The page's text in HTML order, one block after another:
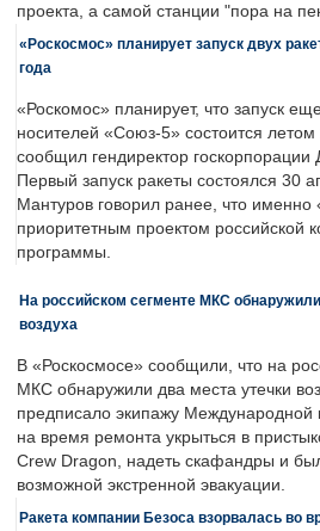
проекта, а самой станции "пора на
«Роскосмос» планирует запуск двух
года
«Роскомос» планирует, что запуск
носителей «Союз-5» состоится
сообщил гендиректор госкорпорации
Первый запуск ракеты состоялся 30
Мантуров говорил ранее, что именно
приоритетным проектом российской
программы.
На российском сегменте МКС
воздуха
В «Роскосмосе» сообщили, что на
МКС обнаружили два места утечки
предписало экипажу Международной
на время ремонта укрыться в
Crew Dragon, надеть скафандры и
возможной экстренной эвакуации.
Ракета компании Безоса взорвалась во